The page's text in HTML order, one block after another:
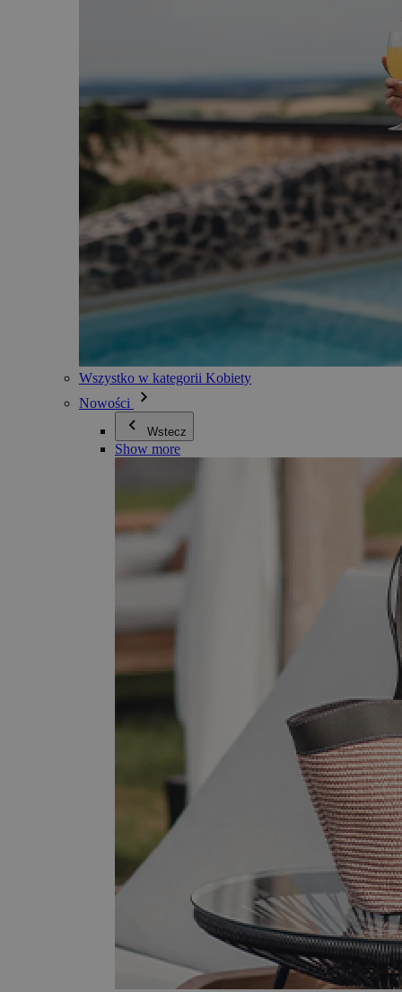
Wszystko w kategorii Kobiety
Nowości
Wstecz
Show more